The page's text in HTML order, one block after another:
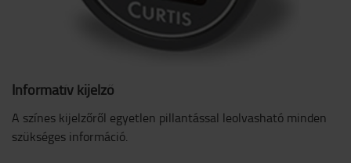
Informatív kijelző
A színes kijelzőről egyetlen pillantással leolvasható minden
szükséges információ.